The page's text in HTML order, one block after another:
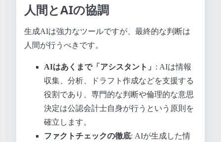
人間とAIの協調
生成AIは強力なツールですが、最終的な判断は
人間が行うべきです。
AIはあくまで「アシスタント」 : AIは情報
収集、分析、ドラフト作成などを支援する
役割であり、専門的な判断や倫理的な意思
決定は公認会計士自身が行うという原則を
確立します。
ファクトチェックの徹底: AIが生成した情